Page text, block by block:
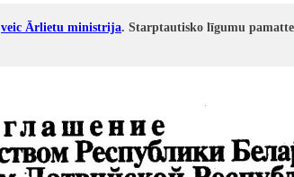
veic Ārlietu ministrija. Starptautisko līgumu